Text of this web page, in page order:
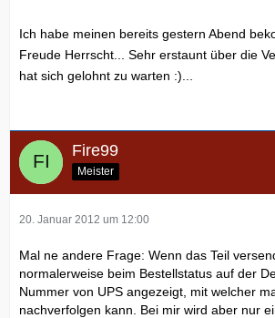
Ich habe meinen bereits gestern Abend
Freude Herrscht... Sehr erstaunt über die
hat sich gelohnt zu warten :)...
Fire99
Meister
20. Januar 2012 um 12:00
Mal ne andere Frage: Wenn das Teil
normalerweise beim Bestellstatus auf der
Nummer von UPS angezeigt, mit welcher
nachverfolgen kann. Bei mir wird aber nur